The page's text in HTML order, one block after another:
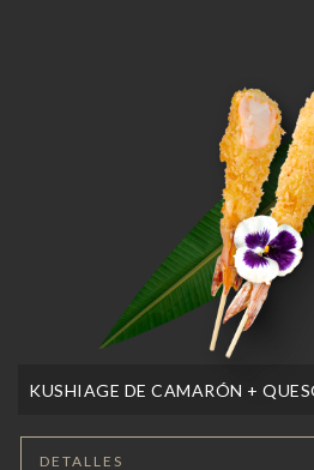
KUSHIAGE DE CAMARÓN +
DETALLES